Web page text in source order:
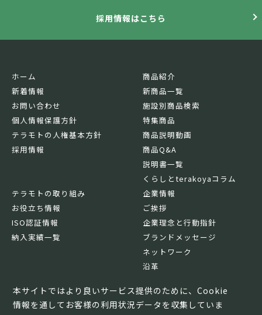
本サイトではより良いサービス提供のために、Cookie
情報を通してお客様の利用状況データを収集していま
採用情報はこちら
ホーム
新着情報
お問い合わせ
個人情報保護方針
テラモトの人権基本方針
採用情報
商品紹介
新商品一覧
施設別商品検索
特集商品
商品説明動画
商品Q&A
説明書一覧
くらしとterakoyaコラム
テラモトの取り組み
お役立ち情報
ISO認証情報
納入実績一覧
企業情報
ご挨拶
企業理念と行動指針
ブランドメッセージ
ネットワーク
沿革